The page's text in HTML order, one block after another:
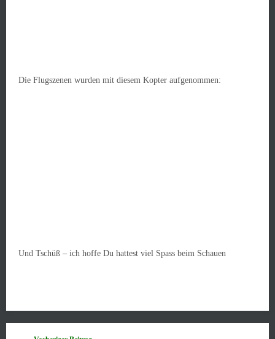
Die Flugszenen wurden mit diesem Kopter aufgenommen:
Und Tschüß – ich hoffe Du hattest viel Spass beim Schauen